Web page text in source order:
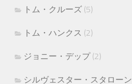
トム・クルーズ (5)
トム・ハンクス (2)
ジョニー・デップ(2)
シルヴェスター・スタローン